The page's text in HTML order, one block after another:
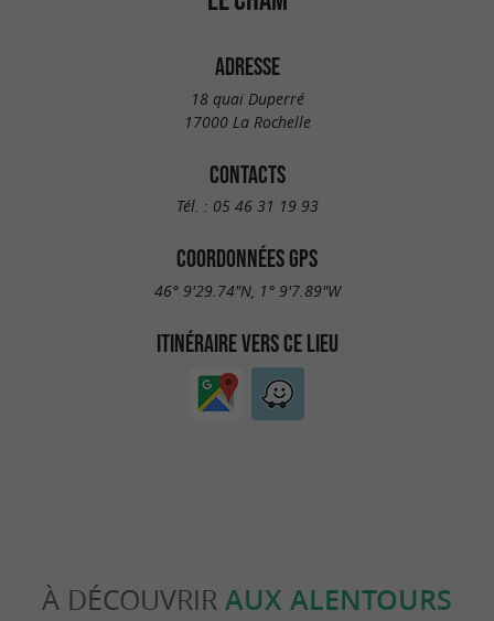
ADRESSE
18 quai Duperré
17000 La Rochelle
CONTACTS
Tél. : 05 46 31 19 93
COORDONNÉES GPS
46° 9'29.74"N, 1° 9'7.89"W
ITINÉRAIRE VERS CE LIEU
À DÉCOUVRIR AUX ALENTOURS